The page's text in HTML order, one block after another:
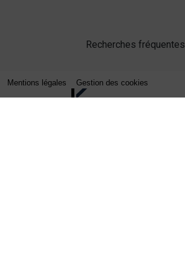
Recherches fréquentes
Mentions légales Gestion des cookies